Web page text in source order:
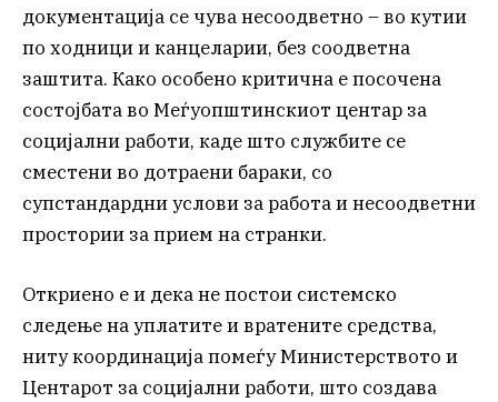
документација се чува несоодветно – во кутии
по ходници и канцеларии, без соодветна
заштита. Како особено критична е посочена
состојбата во Меѓуопштинскиот центар за
социјални работи, каде што службите се
сместени во дотраени бараки, со
супстандардни услови за работа и несоодветни
простории за прием на странки.
Откриено е и дека не постои системско
следење на уплатите и вратените средства,
ниту координација помеѓу Министерството и
Центарот за социјални работи, што создава